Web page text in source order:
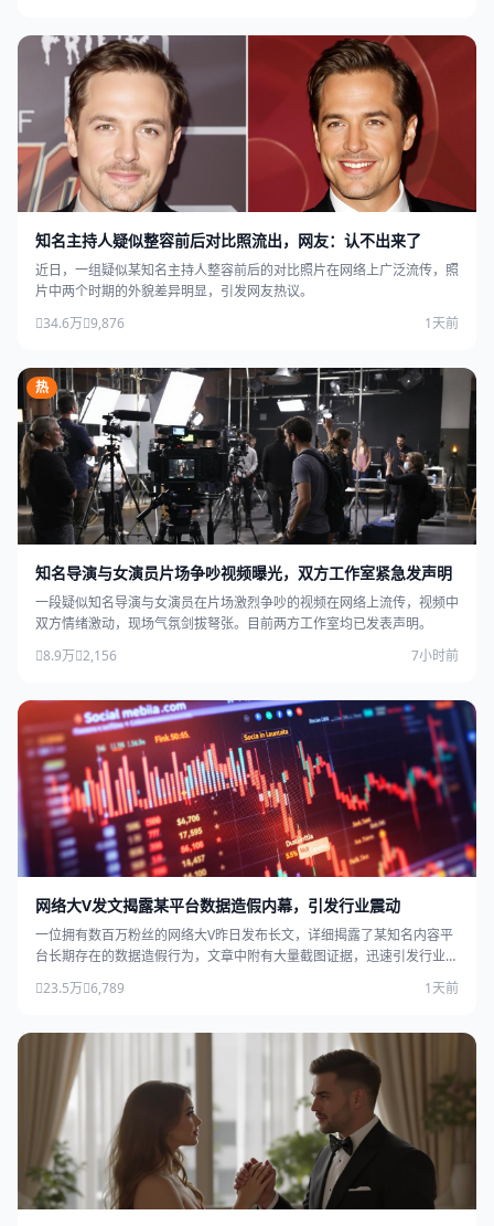
知名主持人疑似整容前后对比照流出，网友：认不出来了
近日，一组疑似某知名主持人整容前后的对比照片在网络上广泛流传，照
片中两个时期的外貌差异明显，引发网友热议。
34.6万 9,876 1天前
热
知名导演与女演员片场争吵视频曝光，双方工作室紧急发声明
一段疑似知名导演与女演员在片场激烈争吵的视频在网络上流传，视频中
双方情绪激动，现场气氛剑拔弩张。目前两方工作室均已发表声明。
8.9万 2,156 7小时前
网络大V发文揭露某平台数据造假内幕，引发行业震动
一位拥有数百万粉丝的网络大V昨日发布长文，详细揭露了某知名内容平
台长期存在的数据造假行为，文章中附有大量截图证据，迅速引发行业广
23.5万 6,789 1天前